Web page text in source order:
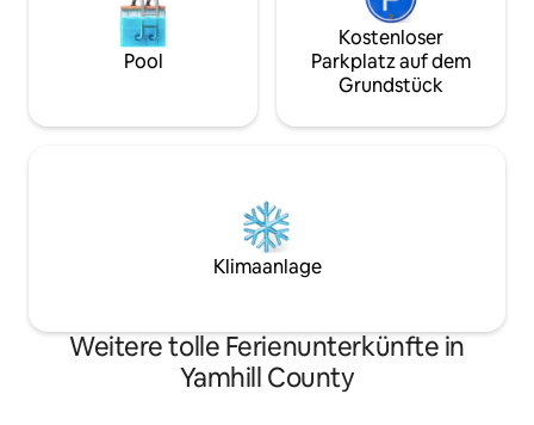
Pool
Kostenloser
Parkplatz auf dem
Grundstück
Klimaanlage
Weitere tolle Ferienunterkünfte in
Yamhill County